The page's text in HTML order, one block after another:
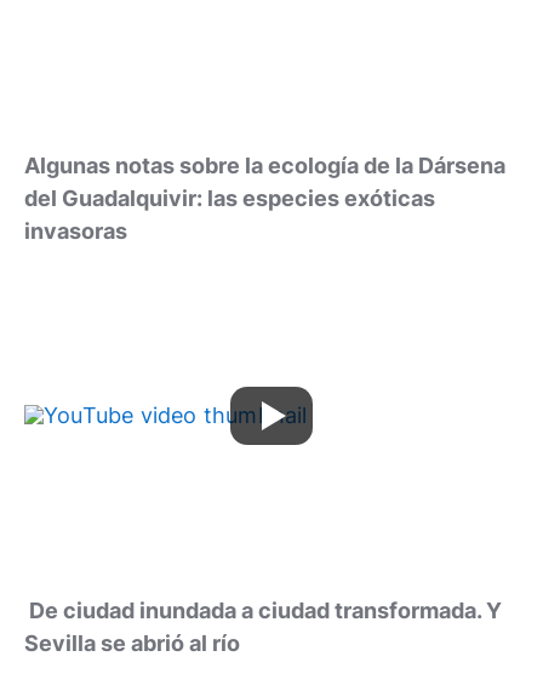
Algunas notas sobre la ecología de la Dársena
del Guadalquivir: las especies exóticas
invasoras
De ciudad inundada a ciudad transformada. Y
Sevilla se abrió al río